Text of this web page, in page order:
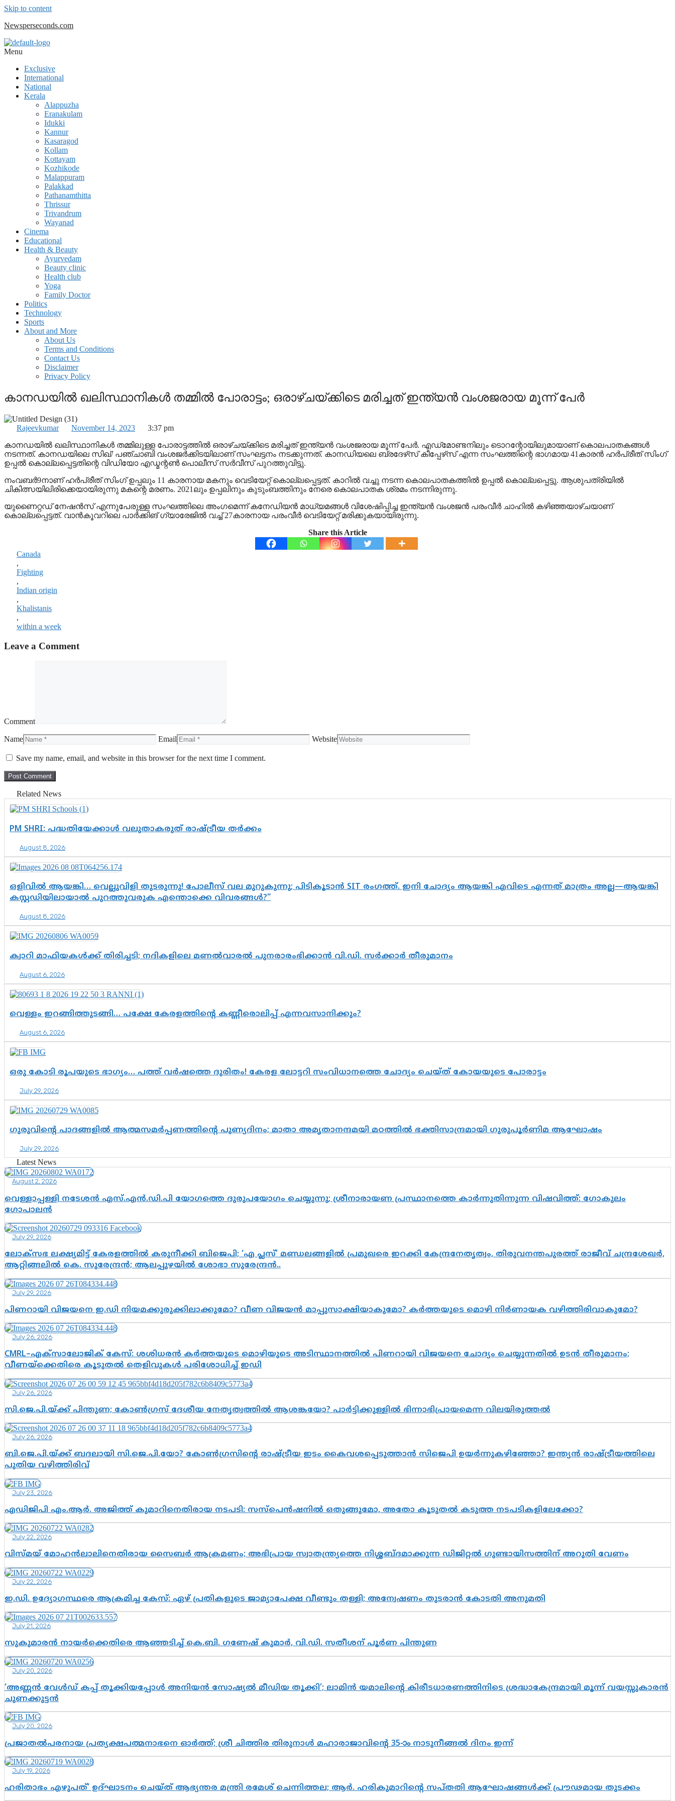
Skip to content
Newsperseconds.com
Menu
Exclusive
International
National
Kerala
Alappuzha
Eranakulam
Idukki
Kannur
Kasaragod
Kollam
Kottayam
Kozhikode
Malappuram
Palakkad
Pathanamthitta
Thrissur
Trivandrum
Wayanad
Cinema
Educational
Health & Beauty
Ayurvedam
Beauty clinic
Health club
Yoga
Family Doctor
Politics
Technology
Sports
About and More
About Us
Terms and Conditions
Contact Us
Disclaimer
Privacy Policy
കാനഡയിൽ ഖലിസ്ഥാനികള്‍ തമ്മിൽ പോരാട്ടം; ഒരാഴ്ചയ്ക്കിടെ മരിച്ചത് ഇന്ത്യന്‍ വംശജരായ മൂന്ന് പേർ
Rajeevkumar November 14, 2023
3:37 pm
കാനഡയില്‍ ഖലിസ്ഥാനികള്‍ തമ്മിലുള്ള പോരാട്ടത്തില്‍ ഒരാഴ്ചയ്ക്കിടെ മരിച്ചത് ഇന്ത്യന്‍ വംശജരായ മൂന്ന് പേർ. എഡ്‌മോണ്ടനിലും ടൊറന്റോയിലുമായാണ് കൊലപാതകങ്ങള്‍
നടന്നത്. കാനഡയിലെ സിഖ്/ പഞ്ചാബി വംശജര്‍ക്കിടയിലാണ് സംഘട്ടനം നടക്കുന്നത്. കാനഡിയലെ ബ്രദേഴ്‌സ് കീപ്പേഴ്‌സ് എന്ന സംഘത്തിന്റെ ഭാഗമായ 41കാരന്‍ ഹര്‍പ്രീത് സിംഗ്
ഉപ്പല്‍ കൊല്ലപ്പെട്ടതിന്റെ വിഡിയോ എഡ്മന്റണ്‍ പൊലീസ് സര്‍വീസ് പുറത്തുവിട്ടു.
നംവബര്‍9നാണ് ഹര്‍പ്രീത് സിംഗ് ഉപ്പലും 11 കാരനായ മകനും വെടിയേറ്റ് കൊല്ലപ്പെട്ടത്. കാറില്‍ വച്ചു നടന്ന കൊലപാതകത്തിൽ ഉപ്പല്‍ കൊല്ലപ്പെട്ടു. ആശുപത്രിയില്‍
ചികിത്സയിലിരിക്കെയായിരുന്നു മകന്റെ മരണം. 2021ലും ഉപ്പലിനും കുടുംബത്തിനും നേരെ കൊലപാതക ശ്രമം നടന്നിരുന്നു.
യുണൈറ്റഡ് നേഷന്‍സ് എന്നുപേരുള്ള സംഘത്തിലെ അംഗമെന്ന് കനേഡിയന്‍ മാധ്യമങ്ങള്‍ വിശേഷിപ്പിച്ച ഇന്ത്യന്‍ വംശജന്‍ പരംവീര്‍ ചാഹില്‍ കഴിഞ്ഞയാഴ്ചയാണ്
കൊല്ലപ്പെട്ടത്. വാന്‍കൂവറിലെ പാര്‍ക്കിങ് ഗ്യാരേജില്‍ വച്ച് 27കാരനായ പരംവീര്‍ വെടിയേറ്റ് മരിക്കുകയായിരുന്നു.
Share this Article
Canada
,
Fighting
,
Indian origin
,
Khalistanis
,
within a week
Leave a Comment
Comment
Name Email Website
Save my name, email, and website in this browser for the next time I comment.
Related News
PM SHRI: പദ്ധതിയേക്കാൾ വലുതാകരുത് രാഷ്ട്രീയ തർക്കം
August 8, 2026
ഒളിവിൽ ആയങ്കി… വെല്ലുവിളി തുടരുന്നു! പോലീസ് വല മുറുകുന്നു; പിടികൂടാൻ SIT രംഗത്ത്. ഇനി ചോദ്യം ആയങ്കി എവിടെ എന്നത് മാത്രം അല്ല—ആയങ്കി
കസ്റ്റഡിയിലായാൽ പുറത്തുവരുക എന്തൊക്കെ വിവരങ്ങൾ?”
August 8, 2026
ക്വാറി മാഫിയകൾക്ക് തിരിച്ചടി; നദികളിലെ മണൽവാരൽ പുനരാരംഭിക്കാൻ വി.ഡി. സർക്കാർ തീരുമാനം
August 6, 2026
വെള്ളം ഇറങ്ങിത്തുടങ്ങി… പക്ഷേ കേരളത്തിന്റെ കണ്ണീരൊലിപ്പ് എന്നവസാനിക്കും?
August 6, 2026
ഒരു കോടി രൂപയുടെ ഭാഗ്യം… പത്ത് വർഷത്തെ ദുരിതം! കേരള ലോട്ടറി സംവിധാനത്തെ ചോദ്യം ചെയ്ത് കോയയുടെ പോരാട്ടം
July 29, 2026
ഗുരുവിന്റെ പാദങ്ങളിൽ ആത്മസമർപ്പണത്തിന്റെ പുണ്യദിനം; മാതാ അമൃതാനന്ദമയി മഠത്തിൽ ഭക്തിസാന്ദ്രമായി ഗുരുപൂർണിമ ആഘോഷം
July 29, 2026
Latest News
August 2, 2026
വെള്ളാപ്പള്ളി നടേശൻ എസ്.എൻ.ഡി.പി യോഗത്തെ ദുരുപയോഗം ചെയ്യുന്നു; ശ്രീനാരായണ പ്രസ്ഥാനത്തെ കാർന്നുതിന്നുന്ന വിഷവിത്ത്: ഗോകുലം
ഗോപാലൻ
July 29, 2026
ലോക്സഭ ലക്ഷ്യമിട്ട് കേരളത്തിൽ കരുനീക്കി ബിജെപി; ‘എ പ്ലസ്’ മണ്ഡലങ്ങളിൽ പ്രമുഖരെ ഇറക്കി കേന്ദ്രനേതൃത്വം, തിരുവനന്തപുരത്ത് രാജീവ് ചന്ദ്രശേഖർ,
ആറ്റിങ്ങലിൽ കെ. സുരേന്ദ്രൻ; ആലപ്പുഴയിൽ ശോഭാ സുരേന്ദ്രൻ..
July 29, 2026
പിണറായി വിജയനെ ഇ.ഡി നിയമക്കുരുക്കിലാക്കുമോ? വീണ വിജയൻ മാപ്പുസാക്ഷിയാകുമോ? കർത്തയുടെ മൊഴി നിർണായക വഴിത്തിരിവാകുമോ?
July 26, 2026
CMRL–എക്‌സാലോജിക് കേസ്: ശശിധരൻ കർത്തയുടെ മൊഴിയുടെ അടിസ്ഥാനത്തിൽ പിണറായി വിജയനെ ചോദ്യം ചെയ്യുന്നതിൽ ഉടൻ തീരുമാനം;
വീണയ്‌ക്കെതിരെ കൂടുതൽ തെളിവുകൾ പരിശോധിച്ച് ഇഡി
July 26, 2026
സി.ജെ.പി.യ്ക്ക് പിന്തുണ; കോൺഗ്രസ് ദേശീയ നേതൃത്വത്തിൽ ആശങ്കയോ? പാർട്ടിക്കുള്ളിൽ ഭിന്നാഭിപ്രായമെന്ന വിലയിരുത്തൽ
July 26, 2026
ബി.ജെ.പി.യ്ക്ക് ബദലായി സി.ജെ.പി.യോ? കോൺഗ്രസിന്റെ രാഷ്ട്രീയ ഇടം കൈവശപ്പെടുത്താൻ സിജെപി ഉയർന്നുകഴിഞ്ഞോ? ഇന്ത്യൻ രാഷ്ട്രീയത്തിലെ
പുതിയ വഴിത്തിരിവ്
July 23, 2026
എഡിജിപി എം.ആർ. അജിത്ത് കുമാറിനെതിരായ നടപടി: സസ്പെൻഷനിൽ ഒതുങ്ങുമോ, അതോ കൂടുതൽ കടുത്ത നടപടികളിലേക്കോ?
July 22, 2026
വിസ്മയ് മോഹൻലാലിനെതിരായ സൈബർ ആക്രമണം; അഭിപ്രായ സ്വാതന്ത്ര്യത്തെ നിശ്ശബ്ദമാക്കുന്ന ഡിജിറ്റൽ ഗുണ്ടായിസത്തിന് അറുതി വേണം
July 22, 2026
ഇ.ഡി. ഉദ്യോഗസ്ഥരെ ആക്രമിച്ച കേസ്: ഏഴ് പ്രതികളുടെ ജാമ്യാപേക്ഷ വീണ്ടും തള്ളി; അന്വേഷണം തുടരാൻ കോടതി അനുമതി
July 21, 2026
സുകുമാരൻ നായർക്കെതിരെ ആഞ്ഞടിച്ച് കെ.ബി. ഗണേഷ് കുമാർ, വി.ഡി. സതീശന് പൂർണ പിന്തുണ
July 20, 2026
‘അണ്ണൻ വേൾഡ് കപ്പ് തൂക്കിയപ്പോൾ അനിയൻ സോഷ്യൽ മീഡിയ തൂക്കി’; ലാമിൻ യമാലിന്റെ കിരീടധാരണത്തിനിടെ ശ്രദ്ധാകേന്ദ്രമായി മൂന്ന് വയസ്സുകാരൻ
ചുണക്കുട്ടൻ
July 20, 2026
പ്രജാതൽപരനായ പ്രത്യക്ഷപത്മനാഭനെ ഓർത്ത്; ശ്രീ ചിത്തിര തിരുനാൾ മഹാരാജാവിന്റെ 35-ാം നാടുനീങ്ങൽ ദിനം ഇന്ന്
July 19, 2026
ഹരിതാഭം എഴുപത്’ ഉദ്ഘാടനം ചെയ്ത് ആഭ്യന്തര മന്ത്രി രമേശ് ചെന്നിത്തല; ആർ. ഹരികുമാറിന്റെ സപ്തതി ആഘോഷങ്ങൾക്ക് പ്രൗഢമായ തുടക്കം